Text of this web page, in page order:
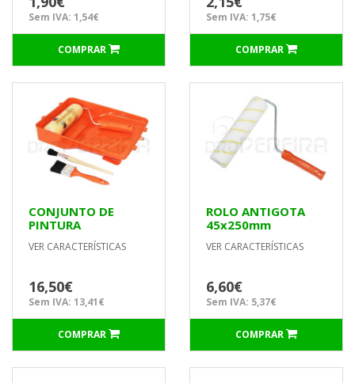
Sem IVA: 1,54€
COMPRAR
Sem IVA: 1,75€
COMPRAR
CONJUNTO DE
PINTURA
PROFISSIONAL
UNIVERSAL
VER CARACTERÍSTICAS
16,50€
Sem IVA: 13,41€
COMPRAR
ROLO ANTIGOTA
45x250mm
P/TECTOS E
PAREDES LISAS
VER CARACTERÍSTICAS
6,60€
Sem IVA: 5,37€
COMPRAR